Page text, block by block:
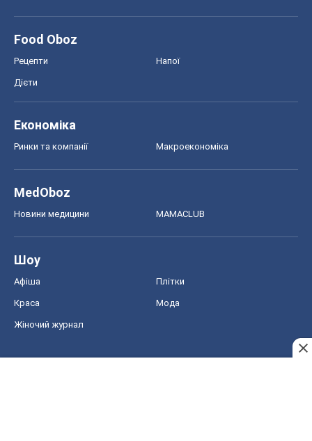
Food Oboz
Рецепти Напої
Дієти
Економіка
Ринки та компанії Макроекономіка
MedOboz
Новини медицини MAMACLUB
Шоу
Афіша Плітки
Краса Мода
Жіночий журнал